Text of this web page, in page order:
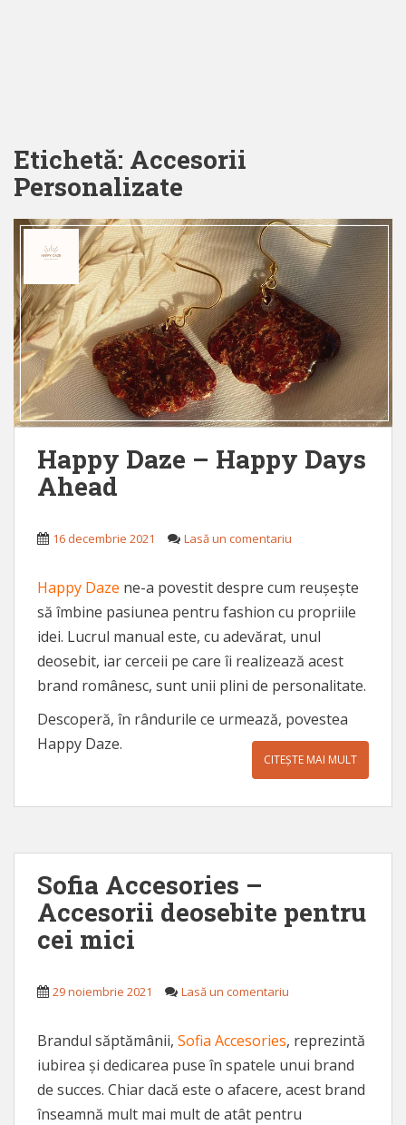
Etichetă: Accesorii
Personalizate
Happy Daze – Happy Days
Ahead
16 decembrie 2021 Lasă un comentariu
Happy Daze ne-a povestit despre cum reușește
să îmbine pasiunea pentru fashion cu propriile
idei. Lucrul manual este, cu adevărat, unul
deosebit, iar cerceii pe care îi realizează acest
brand românesc, sunt unii plini de personalitate.
Descoperă, în rândurile ce urmează, povestea
Happy Daze.
CITEȘTE MAI MULT
Sofia Accesories –
Accesorii deosebite pentru
cei mici
29 noiembrie 2021 Lasă un comentariu
Brandul săptămânii, Sofia Accesories, reprezintă
iubirea și dedicarea puse în spatele unui brand
de succes. Chiar dacă este o afacere, acest brand
înseamnă mult mai mult de atât pentru